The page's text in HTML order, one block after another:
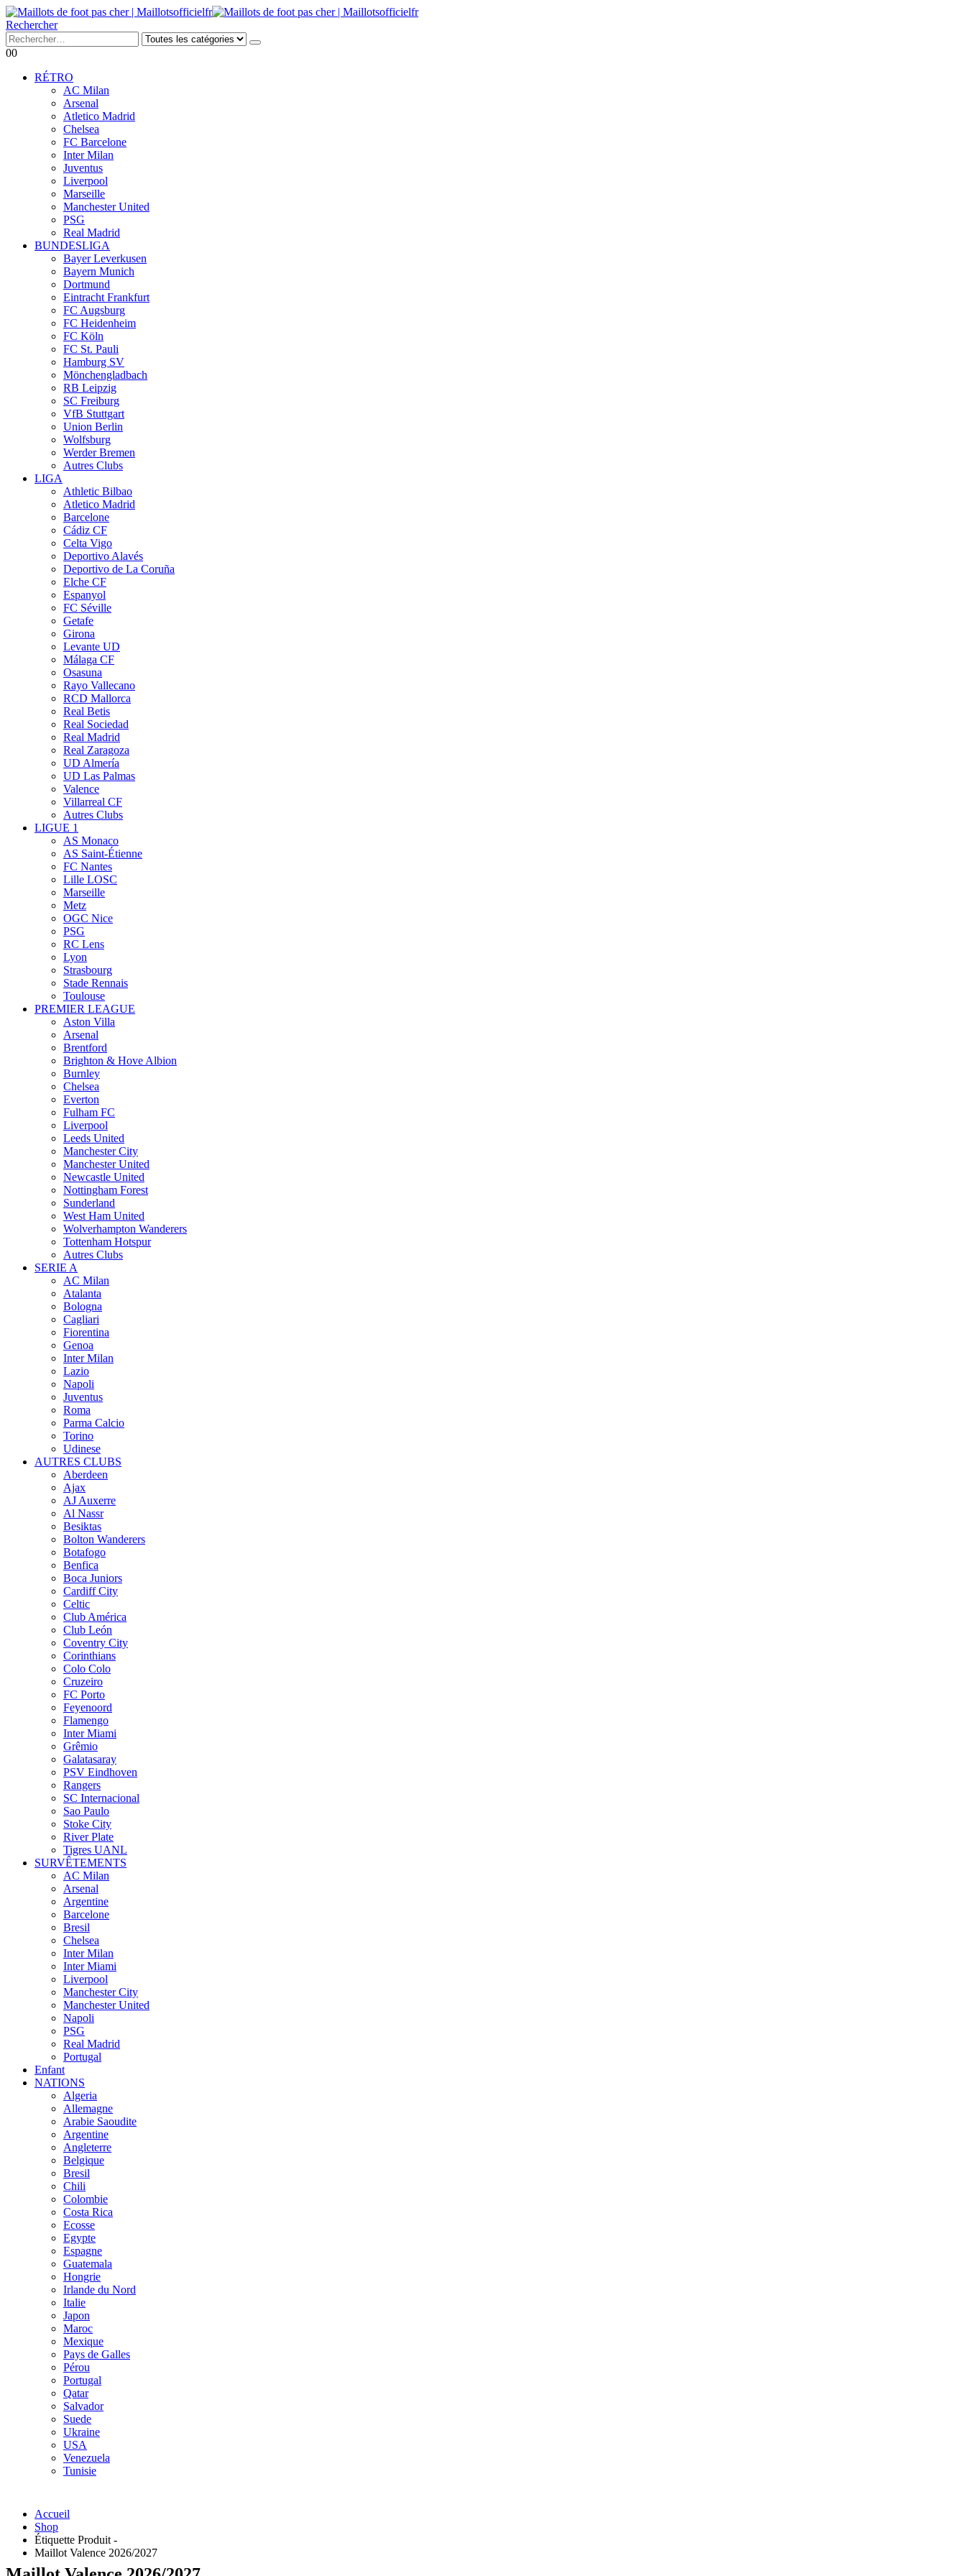
Rechercher
00
RÉTRO
AC Milan
Arsenal
Atletico Madrid
Chelsea
FC Barcelone
Inter Milan
Juventus
Liverpool
Marseille
Manchester United
PSG
Real Madrid
BUNDESLIGA
Bayer Leverkusen
Bayern Munich
Dortmund
Eintracht Frankfurt
FC Augsburg
FC Heidenheim
FC Köln
FC St. Pauli
Hamburg SV
Mönchengladbach
RB Leipzig
SC Freiburg
VfB Stuttgart
Union Berlin
Wolfsburg
Werder Bremen
Autres Clubs
LIGA
Athletic Bilbao
Atletico Madrid
Barcelone
Cádiz CF
Celta Vigo
Deportivo Alavés
Deportivo de La Coruña
Elche CF
Espanyol
FC Séville
Getafe
Girona
Levante UD
Málaga CF
Osasuna
Rayo Vallecano
RCD Mallorca
Real Betis
Real Sociedad
Real Madrid
Real Zaragoza
UD Almería
UD Las Palmas
Valence
Villarreal CF
Autres Clubs
LIGUE 1
AS Monaco
AS Saint-Étienne
FC Nantes
Lille LOSC
Marseille
Metz
OGC Nice
PSG
RC Lens
Lyon
Strasbourg
Stade Rennais
Toulouse
PREMIER LEAGUE
Aston Villa
Arsenal
Brentford
Brighton & Hove Albion
Burnley
Chelsea
Everton
Fulham FC
Liverpool
Leeds United
Manchester City
Manchester United
Newcastle United
Nottingham Forest
Sunderland
West Ham United
Wolverhampton Wanderers
Tottenham Hotspur
Autres Clubs
SERIE A
AC Milan
Atalanta
Bologna
Cagliari
Fiorentina
Genoa
Inter Milan
Lazio
Napoli
Juventus
Roma
Parma Calcio
Torino
Udinese
AUTRES CLUBS
Aberdeen
Ajax
AJ Auxerre
Al Nassr
Besiktas
Bolton Wanderers
Botafogo
Benfica
Boca Juniors
Cardiff City
Celtic
Club América
Club León
Coventry City
Corinthians
Colo Colo
Cruzeiro
FC Porto
Feyenoord
Flamengo
Inter Miami
Grêmio
Galatasaray
PSV Eindhoven
Rangers
SC Internacional
Sao Paulo
Stoke City
River Plate
Tigres UANL
SURVÊTEMENTS
AC Milan
Arsenal
Argentine
Barcelone
Bresil
Chelsea
Inter Milan
Inter Miami
Liverpool
Manchester City
Manchester United
Napoli
PSG
Real Madrid
Portugal
Enfant
NATIONS
Algeria
Allemagne
Arabie Saoudite
Argentine
Angleterre
Belgique
Bresil
Chili
Colombie
Costa Rica
Ecosse
Egypte
Espagne
Guatemala
Hongrie
Irlande du Nord
Italie
Japon
Maroc
Mexique
Pays de Galles
Pérou
Portugal
Qatar
Salvador
Suede
Ukraine
USA
Venezuela
Tunisie
Accueil
Shop
Étiquette Produit -
Maillot Valence 2026/2027